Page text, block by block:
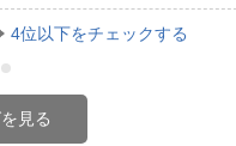
4位以下をチェックする
見る